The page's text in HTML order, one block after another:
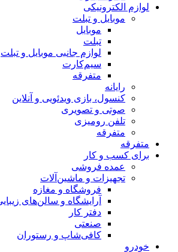
لوازم الکترونیکی
موبایل و تبلت
موبایل
تبلت
لوازم جانبی موبایل و تبلت
سیم‌کارت
متفرقه
رایانه
کنسول، بازی‌ ویدئویی و آنلاین
صوتی و تصویری
تلفن رومیزی
متفرقه
متفرقه
برای کسب و کار
عمده فروشی
تجهیزات و ماشین‌آلات
فروشگاه و مغازه
آرایشگاه و سالن‌های زیبایی
دفتر کار
صنعتی
کافی‌شاپ و رستوران
خودرو